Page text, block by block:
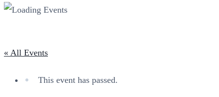
« All Events
This event has passed.